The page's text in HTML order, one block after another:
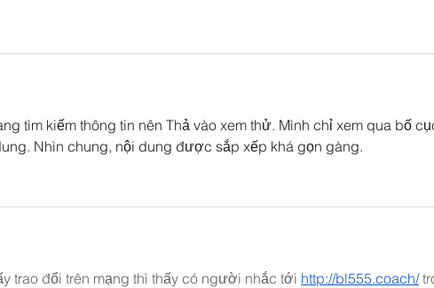
tìm kiếm thông tin nên Thả vào xem thử. Mình chỉ xem qua bố
Nhìn chung, nội dung được sắp xếp khá gọn gàng.
trao đổi trên mạng thì thấy có người nhắc tới http://bl555.coach/